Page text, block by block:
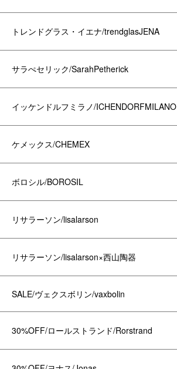
トレンドグラス・イエナ/trendglasJENA
サラぺセリック/SarahPetherick
イッケンドルフミラノ/ICHENDORFMILANO
ケメックス/CHEMEX
ボロシル/BOROSIL
リサラーソン/lisalarson
リサラーソン/lisalarson×西山陶器
SALE/ヴェクスボリン/vaxbolin
30%OFF/ロールストランド/Rorstrand